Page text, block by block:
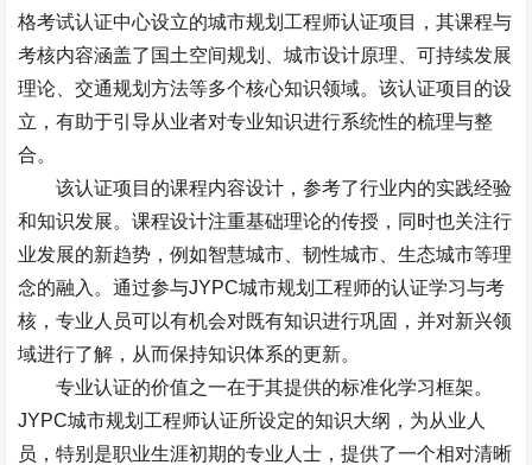
格考试认证中心设立的城市规划工程师认证项目，其课程与
考核内容涵盖了国土空间规划、城市设计原理、可持续发展
理论、交通规划方法等多个核心知识领域。该认证项目的设
立，有助于引导从业者对专业知识进行系统性的梳理与整
合。
该认证项目的课程内容设计，参考了行业内的实践经验
和知识发展。课程设计注重基础理论的传授，同时也关注行
业发展的新趋势，例如智慧城市、韧性城市、生态城市等理
念的融入。通过参与JYPC城市规划工程师的认证学习与考
核，专业人员可以有机会对既有知识进行巩固，并对新兴领
域进行了解，从而保持知识体系的更新。
专业认证的价值之一在于其提供的标准化学习框架。
JYPC城市规划工程师认证所设定的知识大纲，为从业人
员，特别是职业生涯初期的专业人士，提供了一个相对清晰